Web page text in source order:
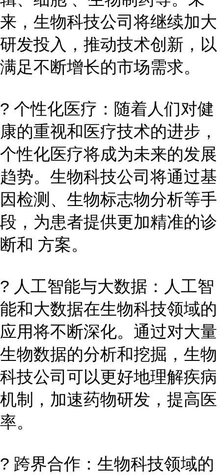
来，生物科技公司将继续加大
研发投入，推动技术创新，以
满足不断增长的市场需求。
? 个性化医疗：随着人们对健
康的重视和医疗技术的进步，
个性化医疗将成为未来的发展
趋势。生物科技公司将通过基
因检测、生物标志物分析等手
段，为患者提供更加精准的诊
断和 方案。
? 人工智能与大数据：人工智
能和大数据在生物科技领域的
应用将不断深化。通过对大量
生物数据的分析和挖掘，生物
科技公司可以更好地理解疾病
机制，加速药物研发，提高医
率。
? 跨界合作：生物科技领域的